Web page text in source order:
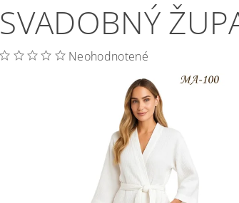
SVADOBNÝ
Neohodnotené